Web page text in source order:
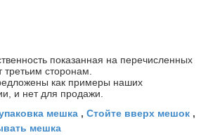
показанная на перечисленных
третьим сторонам.
как примеры наших
и нет для продажи.
мешка , Стойте вверх мешок ,
мешка